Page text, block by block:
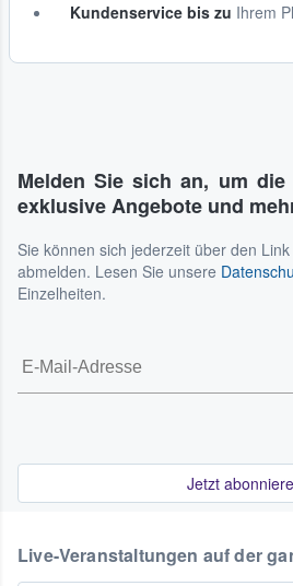
Kundenservice bis zu Ihrem
Melden Sie sich an, um die
exklusive Angebote und
Sie können sich jederzeit über den
abmelden. Lesen Sie unsere
Einzelheiten.
Jetzt
Live-Veranstaltungen auf der